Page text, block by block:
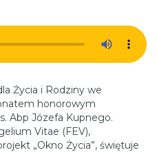
Życia i Rodziny we
honorowym
Abp Józefa Kupnego.
Vitae (FEV),
„Okno Życia”, świętuje